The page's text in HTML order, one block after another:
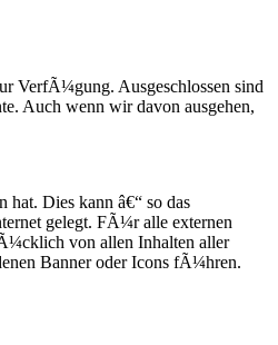
VerfÃ¼gung. Ausgeschlossen sind
Auch wenn wir davon ausgehen,
Dies kann â€“ so das
gelegt. FÃ¼r alle externen
von allen Inhalten aller
Banner oder Icons fÃ¼hren.